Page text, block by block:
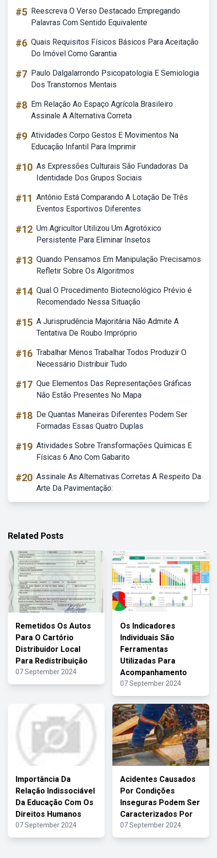
#5 Reescreva O Verso Destacado Empregando
Palavras Com Sentido Equivalente
#6 Quais Requisitos Físicos Básicos Para Aceitação
Do Imóvel Como Garantia
#7 Paulo Dalgalarrondo Psicopatologia E Semiologia
Dos Transtornos Mentais
#8 Em Relação Ao Espaço Agrícola Brasileiro
Assinale A Alternativa Correta
#9 Atividades Corpo Gestos E Movimentos Na
Educação Infantil Para Imprimir
#10 As Expressões Culturais São Fundadoras Da
Identidade Dos Grupos Sociais
#11 Antônio Está Comparando A Lotação De Três
Eventos Esportivos Diferentes
#12 Um Agricultor Utilizou Um Agrotóxico
Persistente Para Eliminar Insetos
#13 Quando Pensamos Em Manipulação Precisamos
Refletir Sobre Os Algoritmos
#14 Qual O Procedimento Biotecnológico Prévio é
Recomendado Nessa Situação
#15 A Jurisprudência Majoritária Não Admite A
Tentativa De Roubo Impróprio
#16 Trabalhar Menos Trabalhar Todos Produzir O
Necessário Distribuir Tudo
#17 Que Elementos Das Representações Gráficas
Não Estão Presentes No Mapa
#18 De Quantas Maneiras Diferentes Podem Ser
Formadas Essas Quatro Duplas
#19 Atividades Sobre Transformações Químicas E
Físicas 6 Ano Com Gabarito
#20 Assinale As Alternativas Corretas A Respeito Da
Arte Da Pavimentação:
Related Posts
Remetidos Os Autos
Para O Cartório
Distribuidor Local
Para Redistribuição
07 September 2024
Os Indicadores
Individuais São
Ferramentas
Utilizadas Para
Acompanhamento
07 September 2024
Importância Da
Relação Indissociável
Da Educação Com Os
Direitos Humanos
07 September 2024
Acidentes Causados
Por Condições
Inseguras Podem Ser
Caracterizados Por
07 September 2024